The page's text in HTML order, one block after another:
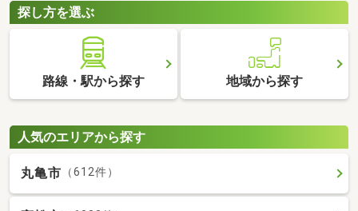
くださいね。
探し方を選ぶ
路線・駅から探す 地域から探す
人気のエリアから探す
丸亀市 （612件）